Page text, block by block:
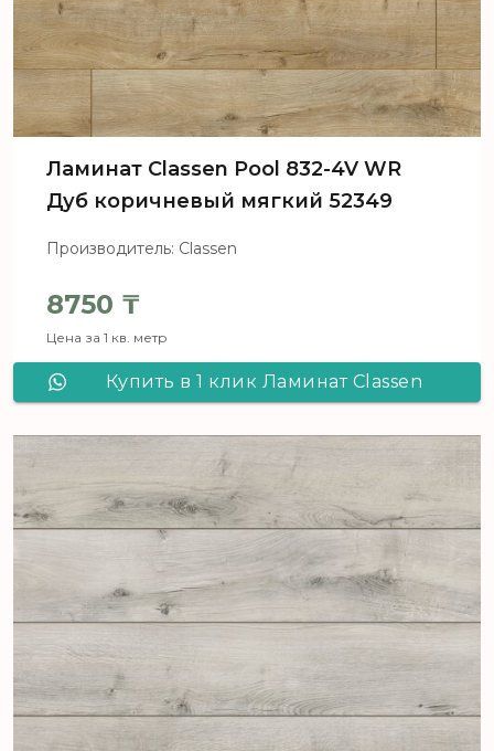
Ламинат Сlassen Pool 832-4V WR
Дуб коричневый мягкий 52349
Производитель: Classen
8750 ₸
Цена за 1 кв. метр
Купить в 1 клик Ламинат Сlassen
мягкий 52349